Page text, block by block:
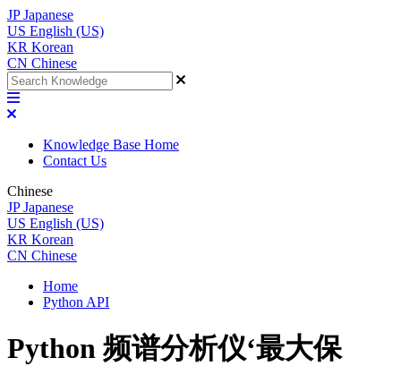
JP Japanese
US English (US)
KR Korean
CN Chinese
Knowledge Base Home
Contact Us
Chinese
JP Japanese
US English (US)
KR Korean
CN Chinese
Home
Python API
Python 频谱分析仪‘最大保